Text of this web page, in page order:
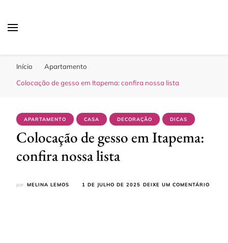
Início
Apartamento
Colocação de gesso em Itapema: confira nossa lista
APARTAMENTO CASA DECORAÇÃO DICAS
Colocação de gesso em Itapema:
confira nossa lista
por MELINA LEMOS 1 DE JULHO DE 2025 DEIXE UM COMENTÁRIO